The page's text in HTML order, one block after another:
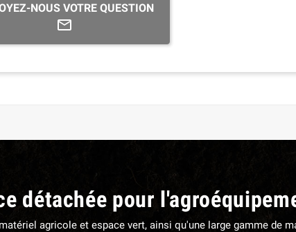
NOUS VOTRE QUESTION
détachée pour
agricole et espace vert, ainsi qu'une large gamme de